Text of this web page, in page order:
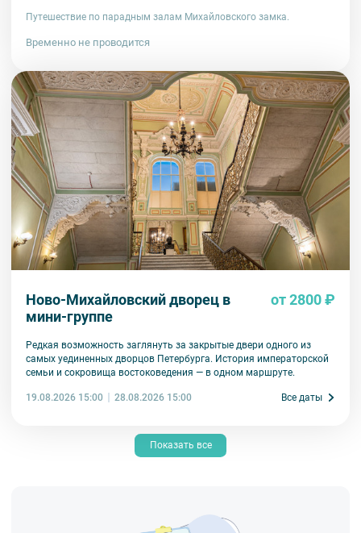
Путешествие по парадным залам Михайловского замка.
Временно не проводится
Ново-Михайловский дворец в
мини-группе
от 2800 ₽
Редкая возможность заглянуть за закрытые двери одного из
самых уединенных дворцов Петербурга. История императорской
семьи и сокровища востоковедения — в одном маршруте.
19.08.2026 15:00 28.08.2026 15:00 Все даты
Показать все